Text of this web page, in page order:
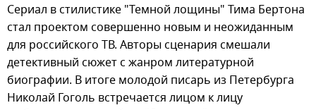
Сериал в стилистике "Темной лощины" Тима Бертона
стал проектом совершенно новым и неожиданным
для российского ТВ. Авторы сценария смешали
детективный сюжет с жанром литературной
биографии. В итоге молодой писарь из Петербурга
Николай Гоголь встречается лицом к лицу